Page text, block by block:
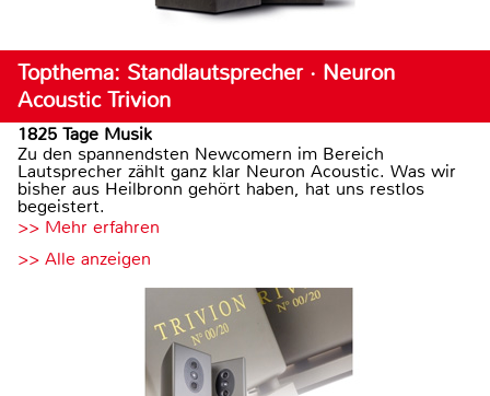
Topthema: Standlautsprecher · Neuron
Acoustic Trivion
1825 Tage Musik
Zu den spannendsten Newcomern im Bereich
Lautsprecher zählt ganz klar Neuron Acoustic. Was wir
bisher aus Heilbronn gehört haben, hat uns restlos
begeistert.
>> Mehr erfahren
>> Alle anzeigen